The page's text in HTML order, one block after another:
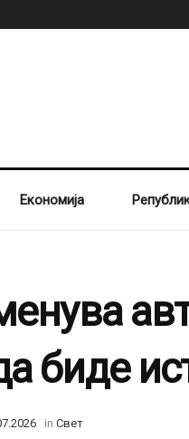
Економија
биде
in Свет